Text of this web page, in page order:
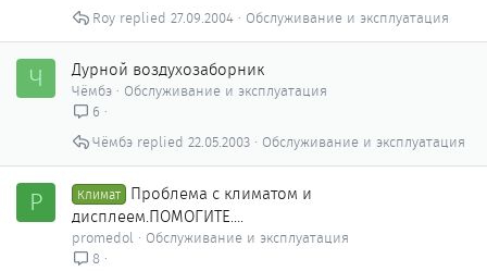
Обслуживание и эксплуатация
27.09.2004
Roy
Ч Дурной воздухозаборник
Чёмбэ
Обслуживание и эксплуатация
6
Обслуживание и эксплуатация
22.05.2003
Чёмбэ
P Климат Проблема с климатом и
дисплеем.ПОМОГИТЕ....
promedol
Обслуживание и эксплуатация
8